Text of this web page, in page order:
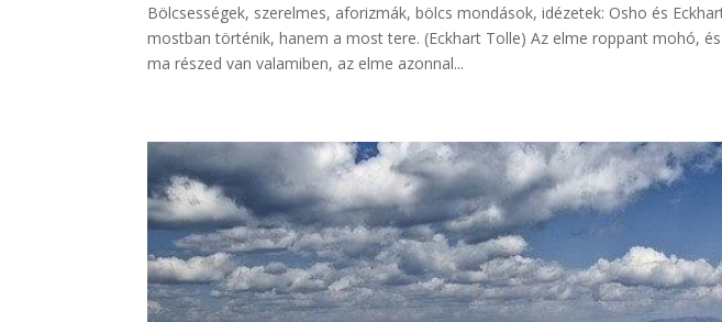
Bölcsességek, szerelmes, aforizmák, bölcs mondások, idézetek: Osho és
mostban történik, hanem a most tere. (Eckhart Tolle) Az elme roppant mohó,
ma részed van valamiben, az elme azonnal...